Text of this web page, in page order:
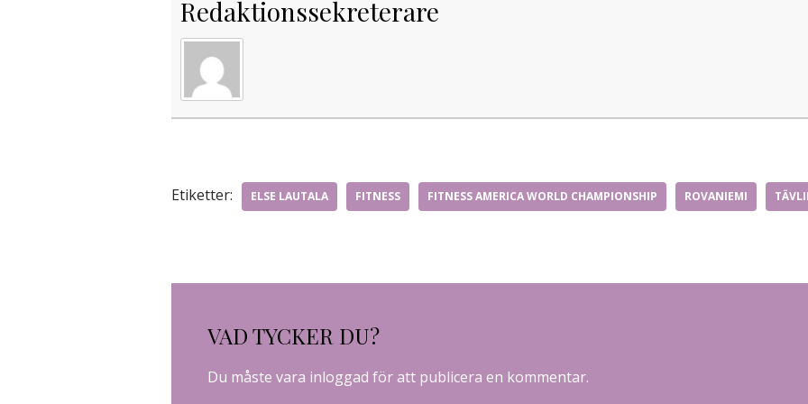
Redaktionssekreterare
Etiketter: ELSE LAUTALA FITNESS FITNESS AMERICA WORLD CHAMPIONSHIP ROVANIEMI
VAD TYCKER DU?
Du måste vara inloggad för att publicera en kommentar.